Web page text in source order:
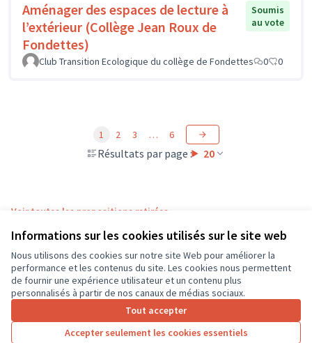
Informations sur les cookies utilisés sur le site web
Nous utilisons des cookies sur notre site Web pour améliorer la
performance et les contenus du site. Les cookies nous permettent
de fournir une expérience utilisateur et un contenu plus
personnalisés à partir de nos canaux de médias sociaux.
Tout accepter
Accepter seulement les cookies essentiels
Aménager des espaces de lecture à
l’extérieur (Collège Jean Roux de
Fondettes)
Soumis
au vote
Club Transition Ecologique du collège de Fondettes 0 0
Résultats par page : 20
1 2 3 … 6
Voir toutes les propositions retirées
Conditions d'utilisation
Paramètres des cookies
CD37 sur X
(Lien externe)
CD37 sur Facebook
CD37 sur Instagram
CD37 sur YouTube
(Lien externe)